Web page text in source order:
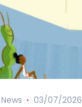
03/07/2026